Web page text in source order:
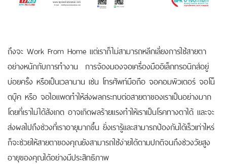
ถึงจะ Work From Home แต่เราก็ไม่สามารถหลีกเลี่ยงการใช้สายตา
อย่างหนักกับการทำงาน การจ้องมองจอเครื่องมืออิเล็กทรอนิกส์อยู่
บ่อยครั้ง หรือเป็นเวลานาน เช่น โทรศัพท์มือถือ จอคอมพิวเตอร์ จอโน็
ตบุ๊ค หรือ จอไอแพดทำให้ส่งผลกระทบต่อสายตาของเราเป็นอย่างมาก
โดยที่เราไม่ได้สังเกต อาจเกิดผลร้ายแรงทำให้เราเป็นโรคทางตาได้ และจะ
ส่งผลไปถึงช่วงที่เราอายุมากขึ้น ยิ่งเรารู้และสามารถป้องกันได้เร็วเท่าไหร่
ก็จะช่วยให้สายตาของคุณยังสามารถใช้ง่ายได้ตามปกติจนถึงช่วงวัยสูง
อายุของคุณได้อย่างมีประสิทธิภาพ